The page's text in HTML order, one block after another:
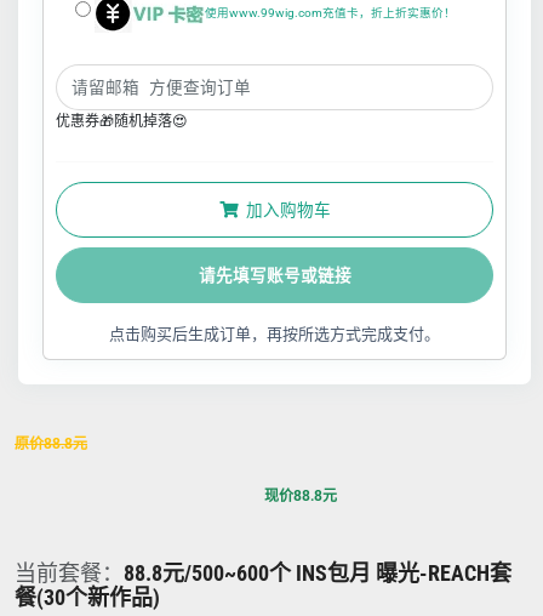
使用www.99wig.com充值卡，折上折实惠价！
优惠券🎁随机掉落😍
加入购物车
请先填写账号或链接
点击购买后生成订单，再按所选方式完成支付。
原价88.8元
现价88.8元
当前套餐： 88.8元/500~600个 INS包月 曝光-REACH套
餐(30个新作品)